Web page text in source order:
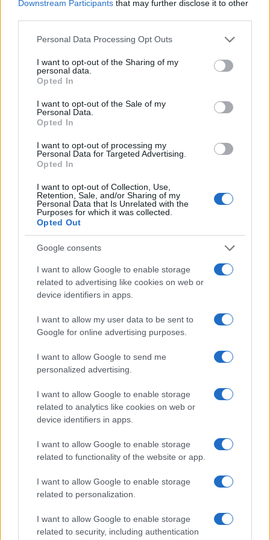
Downstream Participants that may further disclose it to other
Please note that this website/app uses one or more Google
not limited to your visit or usage behaviour. You may click to
grant or deny consent to Google and its third-party tags to
use your data for below specified purposes in below Google
consent section.
Personal Data Processing Opt Outs
I want to opt-out of the Sharing of my
personal data.
Opted In
I want to opt-out of the Sale of my
Personal Data.
Opted In
I want to opt-out of processing my
Personal Data for Targeted Advertising.
Opted In
I want to opt-out of Collection, Use,
Retention, Sale, and/or Sharing of my
Personal Data that Is Unrelated with the
Purposes for which it was collected.
Opted Out
Google consents
I want to allow Google to enable storage
related to advertising like cookies on web or
device identifiers in apps.
I want to allow my user data to be sent to
Google for online advertising purposes.
I want to allow Google to send me
personalized advertising.
I want to allow Google to enable storage
related to analytics like cookies on web or
device identifiers in apps.
I want to allow Google to enable storage
related to functionality of the website or app.
I want to allow Google to enable storage
related to personalization.
I want to allow Google to enable storage
related to security, including authentication
Mario Malu
Paolo Pinna
Martina Agostina Diturco
I nostri cari
I nostri cari
I nostri cari
Giovannimaria Cabras
Invia un Comunicato Stampa | Pubblicità Segnala